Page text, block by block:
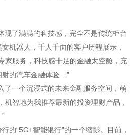
现了满满的科技感，完全不是传统柜台
机器人，千人千面的客户历程展示，
家服务，科技感十足的金融太空舱，充
射的汽车金融体验…”
了一个沉浸式的未来金融服务空间，萌
机智地为我推荐最新的投资理财产品，
的“5G+智能银行”的一个缩影。目前，